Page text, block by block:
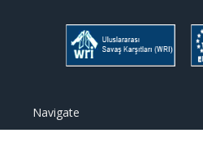
Navigate